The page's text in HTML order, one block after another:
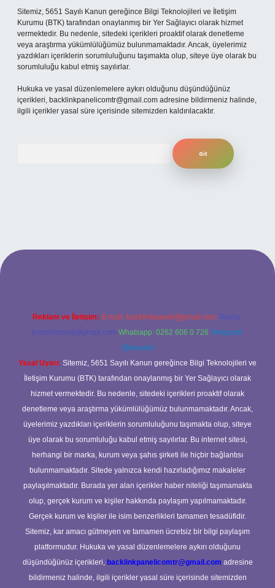
Sitemiz, 5651 Sayılı Kanun gereğince Bilgi Teknolojileri ve İletişim
Kurumu (BTK) tarafından onaylanmış bir Yer Sağlayıcı olarak hizmet
vermektedir. Bu nedenle, sitedeki içerikleri proaktif olarak denetleme
veya araştırma yükümlülüğümüz bulunmamaktadır. Ancak, üyelerimiz
yazdıkları içeriklerin sorumluluğunu taşımakta olup, siteye üye olarak bu
sorumluluğu kabul etmiş sayılırlar.
Hukuka ve yasal düzenlemelere aykırı olduğunu düşündüğünüz
içerikleri, backlinkpanelicomtr@gmail.com adresine bildirmeniz halinde,
ilgili içerikler yasal süre içerisinde sitemizden kaldırılacaktır.
betexper güncel giriş
Reklam ve İletişim: E-mail: backlinkpaneli@gmail.com Teams:
forumhizmeti@gmail.com Whatsapp: 0262 606 0 726 Telegram:
@karabul
Yasal Uyarı: Sitemiz, 5651 Sayılı Kanun gereğince Bilgi Teknolojileri ve
İletişim Kurumu (BTK) tarafından onaylanmış bir Yer Sağlayıcı olarak
hizmet vermektedir. Bu nedenle, sitedeki içerikleri proaktif olarak
denetleme veya araştırma yükümlülüğümüz bulunmamaktadır. Ancak,
üyelerimiz yazdıkları içeriklerin sorumluluğunu taşımakta olup, siteye
üye olarak bu sorumluluğu kabul etmiş sayılırlar. Bu internet sitesi,
herhangi bir marka, kurum veya şahıs şirketi ile hiçbir bağlantısı
bulunmamaktadır. Sitede yalnızca kendi hazırladığımız makaleler
paylaşılmaktadır. Burada yer alan içerikler haber niteliği taşımamakta
olup, gerçek kurum ve kişiler hakkında paylaşım yapılmamaktadır.
Gerçek kurum ve kişiler ile isim benzerlikleri tamamen tesadüfidir.
Sitemiz, kar amacı gütmeyen ve tamamen ücretsiz bir bilgi paylaşım
platformudur. Hukuka ve yasal düzenlemelere aykırı olduğunu
düşündüğünüz içerikleri, backlinkpanelicomtr@gmail.com adresine
bildirmeniz halinde, ilgili içerikler yasal süre içerisinde sitemizden